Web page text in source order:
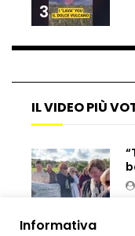
3
IL VIDEO PIÙ
00:02
Informativa